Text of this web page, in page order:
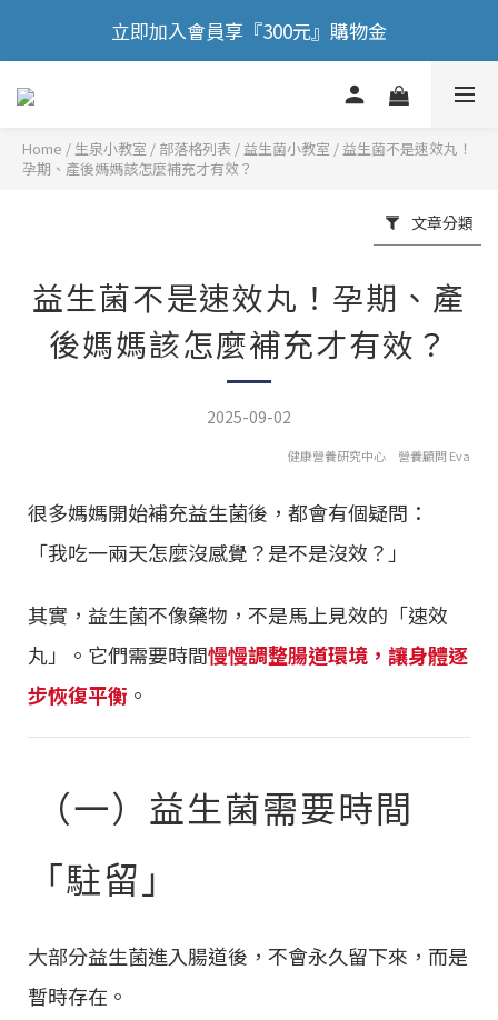
🎉 歡慶88節，滿額送膠原蛋白正貨！！
立即加入會員享『300元』購物金
🎉 歡慶88節，滿額送膠原蛋白正貨！！
Home / 部落格列表 /益生菌小教室 /益生菌不是速效丸！
孕期、產後媽媽該怎麼補充才有效？
文章分類
益生菌不是速效丸！孕期、產
後媽媽該怎麼補充才有效？
2025-09-02
健康營養研究中心 營養顧問 Eva
很多媽媽開始補充益生菌後，都會有個疑問：
「我吃一兩天怎麼沒感覺？是不是沒效？」
其實，益生菌不像藥物，不是馬上見效的「速效
丸」。它們需要時間慢慢調整腸道環境，讓身體逐
步恢復平衡 。
（一）益生菌需要時間
「駐留」
大部分益生菌進入腸道後，不會永久留下來，而是
暫時存在。